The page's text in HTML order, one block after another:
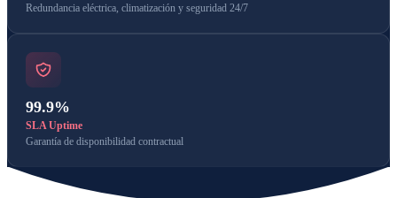
Redundancia eléctrica, climatización y seguridad 24/7
99.9%
SLA Uptime
Garantía de disponibilidad contractual